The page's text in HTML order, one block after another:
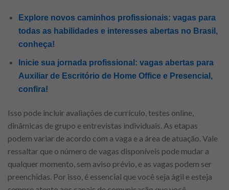
Explore novos caminhos profissionais: vagas para
todas as habilidades e interesses abertas no Brasil,
conheça!
Inicie sua jornada profissional: vagas abertas para
Auxiliar de Escritório de Home Office e Presencial,
confira!
Isso pode incluir avaliações de currículo, testes online,
dinâmicas de grupo e entrevistas individuais. As etapas
podem variar de acordo com a vaga e a área de atuação. Vale
ressaltar que o número de vagas disponíveis pode mudar a
qualquer momento, sem aviso prévio, e as vagas podem ser
preenchidas. Por isso, é essencial que você seja ágil e esteja